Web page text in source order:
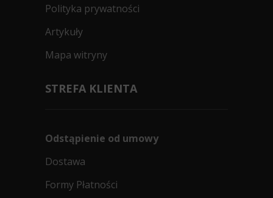
Polityka prywatności
Artykuły
Mapa witryny
STREFA KLIENTA
Odstąpienie od umowy
Dostawa
Formy Płatności